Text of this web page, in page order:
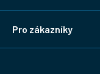
Pro zákazníky